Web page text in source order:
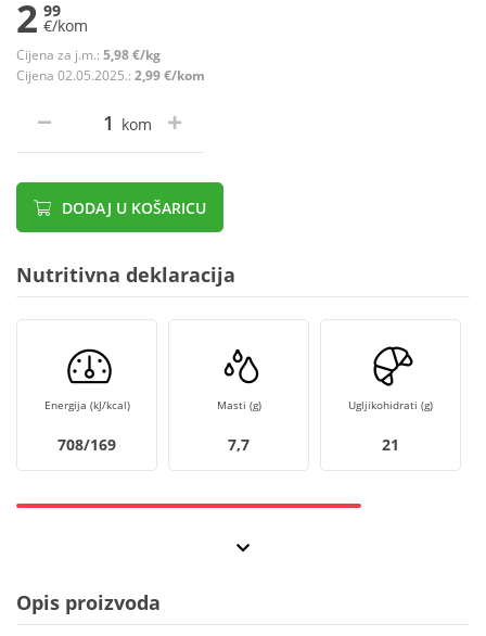
2 99
€/kom
Cijena za j.m.: 5,98 €/kg
Cijena 02.05.2025.: 2,99 €/kom
kom
DODAJ U KOŠARICU
Nutritivna deklaracija
Energija (kJ/kcal)
708/169
Masti (g)
7,7
Ugljikohidrati (g)
21
Opis proizvoda